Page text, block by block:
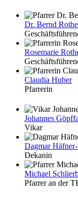
Dr. Bernd
Rosemarie
Claudia Huber
Pfarrerin
Johannes
Vikar
Dagmar
Dekanin
Michael
Pfarrer an der